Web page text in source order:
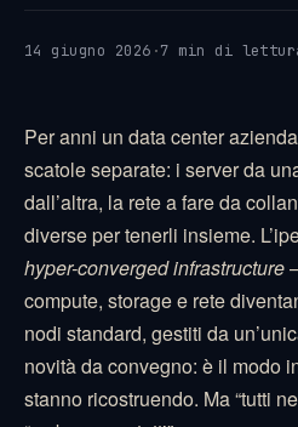
14 giugno 2026 ·7 min di
Per anni un data center
scatole separate: i server da
dall’altra, la rete a fare da
diverse per tenerli insieme.
hyper-converged infrastructure
compute, storage e rete
nodi standard, gestiti da
novità da convegno: è il modo
stanno ricostruendo. Ma “tutti